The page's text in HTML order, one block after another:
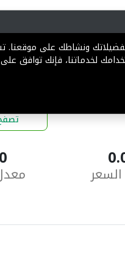
ونشاطك على
لخدماتنا، فإنك توافق